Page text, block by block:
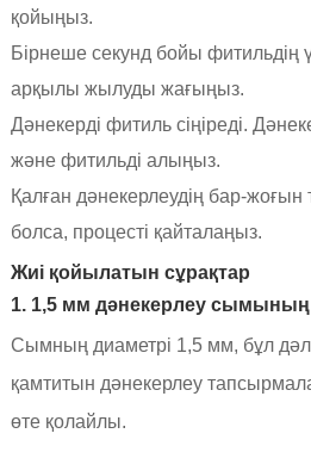
қойыңыз.
Бірнеше секунд бойы фитильдің
арқылы жылуды жағыңыз.
Дәнекерді фитиль сіңіреді.
және фитильді алыңыз.
Қалған дәнекерлеудің бар-жоғын
болса, процесті қайталаңыз.
Жиі қойылатын сұрақтар
1. 1,5 мм дәнекерлеу сымының
Сымның диаметрі 1,5 мм, бұл дәл
қамтитын дәнекерлеу
өте қолайлы.